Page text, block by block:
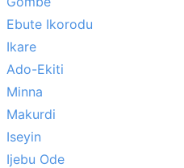
Ebute Ikorodu
Ikare
Ado-Ekiti
Minna
Makurdi
Iseyin
Ijebu Ode